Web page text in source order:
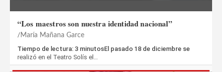
“Los maestros son nuestra identidad nacional”
María Mañana Garce
Tiempo de lectura: 3 minutosEl pasado 18 de diciembre se
realizó en el Teatro Solís el…